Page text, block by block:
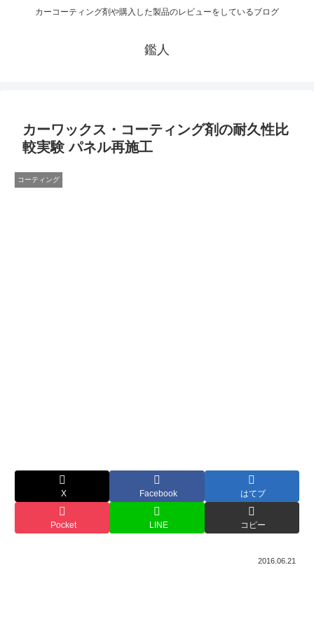
カーコーティング剤や購入した製品のレビューをしているブログ
鑑人
カーワックス・コーティング剤の耐久性比
較実験 パネル再施工
コーティング
X Facebook はてブ
Pocket LINE コピー
2016.06.21